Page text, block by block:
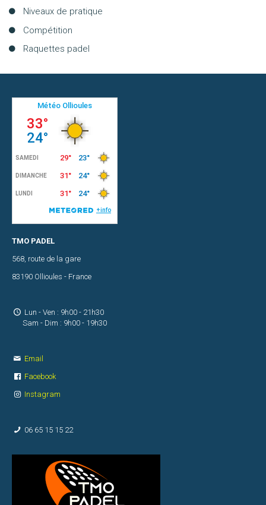
Raquettes
TARIFS
de
EVENEMENTS
Actualités
Padel
d'accès
Réseaux
sociaux
RESERVER
au
Niveaux de pratique
Compétition
Raquettes padel
TMO PADEL
568, route de la gare
83190 Ollioules - France
Lun - Ven : 9h00 - 21h30
Sam - Dim : 9h00 - 19h30
Email
Facebook
Instagram
06 65 15 15 22